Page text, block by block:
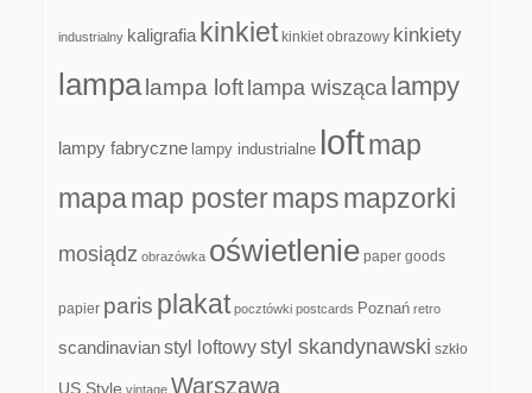
industrialny kaligrafia kinkiet kinkiet obrazowy kinkiety
lampa lampa loft lampa wisząca lampy
lampy fabryczne lampy industrialne loftmap
mapamap postermapsmapzorki
mosiądz obrazówka oświetlenie paper goods
papier paris plakat pocztówki postcards Poznań retro
scandinavianstyl loftowystyl skandynawski szkło
US Style vintage Warszawa